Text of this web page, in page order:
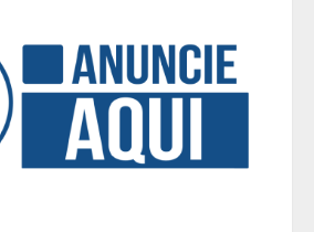
perfeitos” da internet: Como a
busca por uma criação idealizada
afeta a saúde mental da família
Tecnologia muda papel do
professor, que passa de